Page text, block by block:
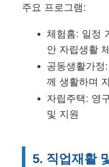
주요 프로그램:
체험홈: 일정
안 자립생활
공동생활가정
께 생활하며
자립주택: 영
및 지원
5. 직업재활